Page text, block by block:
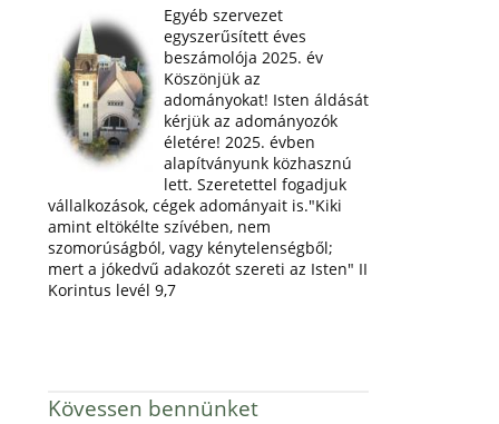
Egyéb szervezet
egyszerűsített éves
beszámolója 2025. év
Köszönjük az
adományokat! Isten áldását
kérjük az adományozók
életére! 2025. évben
alapítványunk közhasznú
lett. Szeretettel fogadjuk
vállalkozások, cégek adományait is."Kiki
amint eltökélte szívében, nem
szomorúságból, vagy kénytelenségből;
mert a jókedvű adakozót szereti az Isten" II
Korintus levél 9,7
Kövessen bennünket